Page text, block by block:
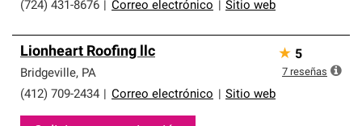
(724) 431-8676
Correo electrónico Sitio web
Lionheart Roofing llc
Bridgeville, PA
(412) 709-2434
Correo electrónico Sitio web
★ 5
7 reseñas